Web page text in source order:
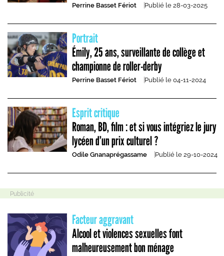
Perrine Basset Fériot Publié le 28-03-2025
Portrait
Émily, 25 ans, surveillante de collège et
championne de roller-derby
Perrine Basset Fériot Publié le 04-11-2024
Esprit critique
Roman, BD, film : et si vous intégriez le jury
lycéen d’un prix culturel ?
Odile Gnanaprégassame Publié le 29-10-2024
Facteur aggravant
Alcool et violences sexuelles font
malheureusement bon ménage